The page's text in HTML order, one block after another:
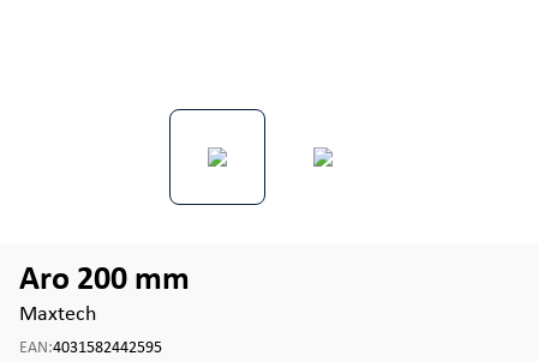
Aro 200 mm
Maxtech
EAN:4031582442595